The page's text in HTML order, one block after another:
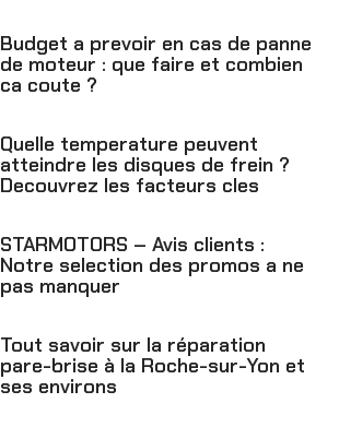
Budget a prevoir en cas de panne
de moteur : que faire et combien
ca coute ?
Quelle temperature peuvent
atteindre les disques de frein ?
Decouvrez les facteurs cles
STARMOTORS – Avis clients :
Notre selection des promos a ne
pas manquer
Tout savoir sur la réparation
pare-brise à la Roche-sur-Yon et
ses environs